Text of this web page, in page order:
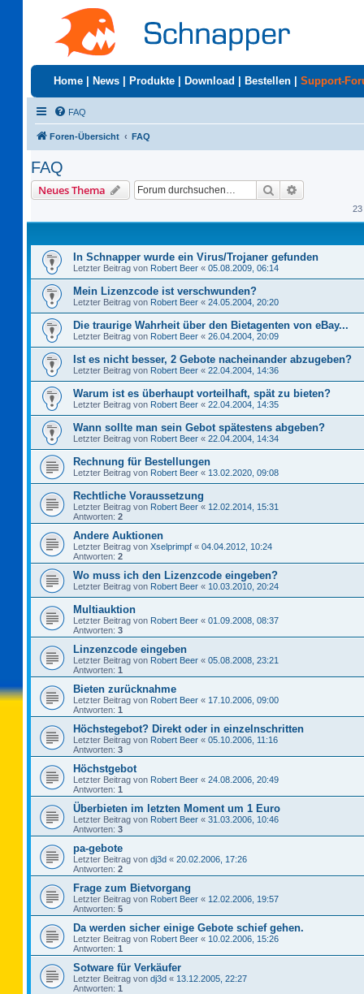
Home News Produkte Download Bestellen Support-
FAQ
Foren-Übersicht FAQ
FAQ
Neues Thema Suche
23
In Schnapper wurde ein Virus/Trojaner gefunden
Letzter Beitrag von Robert Beer « 05.08.2009, 06:14
Mein Lizenzcode ist verschwunden?
Letzter Beitrag von Robert Beer « 24.05.2004, 20:20
Die traurige Wahrheit über den Bietagenten von eBay...
Letzter Beitrag von Robert Beer « 26.04.2004, 20:09
Ist es nicht besser, 2 Gebote nacheinander abzugeben?
Letzter Beitrag von Robert Beer « 22.04.2004, 14:36
Warum ist es überhaupt vorteilhaft, spät zu bieten?
Letzter Beitrag von Robert Beer « 22.04.2004, 14:35
Wann sollte man sein Gebot spätestens abgeben?
Letzter Beitrag von Robert Beer « 22.04.2004, 14:34
Rechnung für Bestellungen
Letzter Beitrag von Robert Beer « 13.02.2020, 09:08
Rechtliche Voraussetzung
Letzter Beitrag von Robert Beer « 12.02.2014, 15:31
Antworten: 2
Andere Auktionen
Letzter Beitrag von Xselprimpf « 04.04.2012, 10:24
Antworten: 2
Wo muss ich den Lizenzcode eingeben?
Letzter Beitrag von Robert Beer « 10.03.2010, 20:24
Multiauktion
Letzter Beitrag von Robert Beer « 01.09.2008, 08:37
Antworten: 3
Linzenzcode eingeben
Letzter Beitrag von Robert Beer « 05.08.2008, 23:21
Antworten: 1
Bieten zurücknahme
Letzter Beitrag von Robert Beer « 17.10.2006, 09:00
Antworten: 1
Höchstegebot? Direkt oder in einzelnschritten
Letzter Beitrag von Robert Beer « 05.10.2006, 11:16
Antworten: 3
Höchstgebot
Letzter Beitrag von Robert Beer « 24.08.2006, 20:49
Antworten: 1
Überbieten im letzten Moment um 1 Euro
Letzter Beitrag von Robert Beer « 31.03.2006, 10:46
Antworten: 3
pa-gebote
Letzter Beitrag von dj3d « 20.02.2006, 17:26
Antworten: 2
Frage zum Bietvorgang
Letzter Beitrag von Robert Beer « 12.02.2006, 19:57
Antworten: 5
Da werden sicher einige Gebote schief gehen.
Letzter Beitrag von Robert Beer « 10.02.2006, 15:26
Antworten: 1
Sotware für Verkäufer
Letzter Beitrag von dj3d « 13.12.2005, 22:27
Antworten: 1